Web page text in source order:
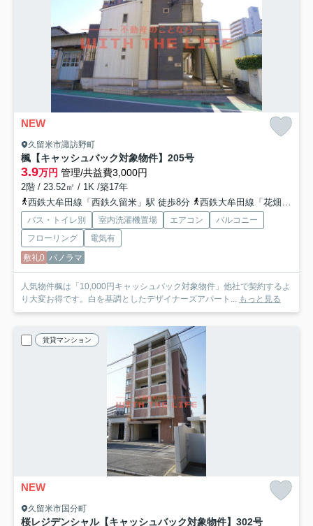
NEW
久留米市諏訪野町
楓【キャッシュバック対象物件】 205号
3.9万円 管理/共益費3,000円
2階 / 23.52㎡ / 1K /築17年
西鉄大牟田線「西鉄久留米」駅 徒歩8分
西鉄大牟田線「花畑」駅 徒歩10分
バス・トイレ別 室内洗濯機置場 エアコン
バルコニー
フローリング
電気有
敷礼0 パノラマ
人気物件楓は「10,000円キャッシュバック対象物件」他社で契約するよ
り大変お得です。白を基調としたデザイナーズアパート...
もっと見る
賃貸マンション
NEW
久留米市国分町
桜レジデンシャル【キャッシュバック対象物件】 302号